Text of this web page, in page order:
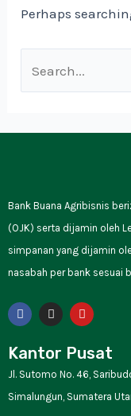
Perhaps
Bank Buana Agribisnis
(OJK) serta dijamin oleh
simpanan yang dijamin
nasabah per bank sesuai
F
a
c
b
o
I
n
s
a
r
a
m
Y
o
u
u
e
Kantor Pusat
Jl. Sutomo No. 46,
Simalungun, Sumatera